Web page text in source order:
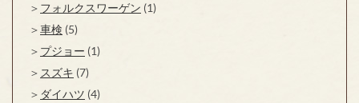
フォルクスワーゲン (1)
車検 (5)
プジョー (1)
スズキ (7)
ダイハツ (4)